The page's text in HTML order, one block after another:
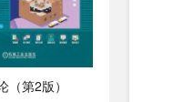
（第2版）